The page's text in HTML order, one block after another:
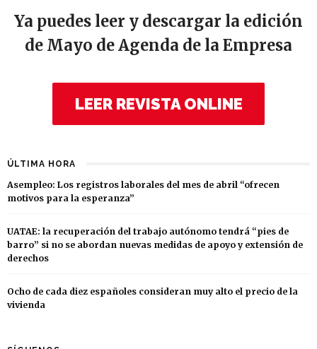
Ya puedes leer y descargar la edición
de Mayo de Agenda de la Empresa
LEER REVISTA ONLINE
ÚLTIMA HORA
Asempleo: Los registros laborales del mes de abril “ofrecen
motivos para la esperanza”
UATAE: la recuperación del trabajo autónomo tendrá “pies de
barro” si no se abordan nuevas medidas de apoyo y extensión de
derechos
Ocho de cada diez españoles consideran muy alto el precio de la
vivienda